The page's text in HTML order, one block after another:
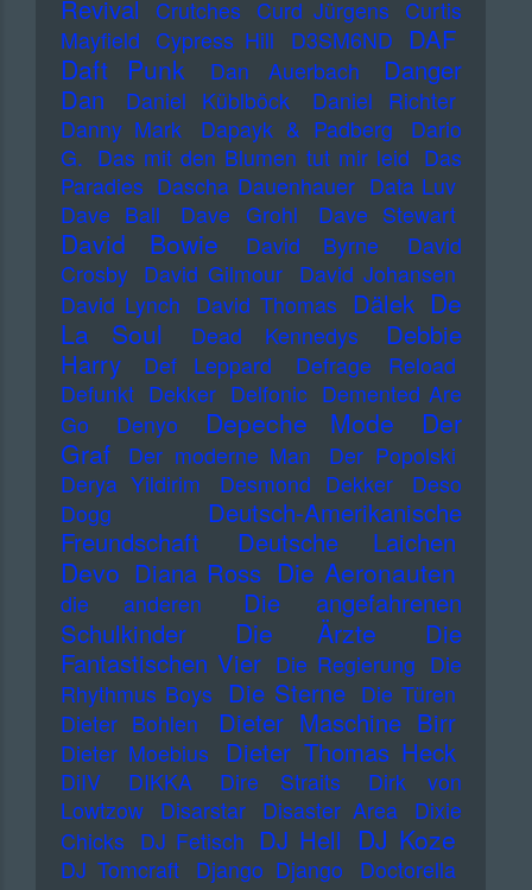
Revival
Crutches Curd Jürgens Curtis
Mayfield Cypress Hill D3SM6ND DAF
Daft Punk Dan Auerbach
Danger
Dan
Daniel Küblböck
Daniel Richter
Danny Mark
Dapayk & Padberg
Dario
G. Das mit den Blumen tut mir leid Das
Paradies Dascha Dauenhauer Data Luv
Dave Ball
Dave Grohl Dave Stewart
David Bowie David Byrne
David
Crosby David Gilmour David Johansen
David Lynch David Thomas Dälek De
La Soul
Dead Kennedys
Debbie
Harry
Def Leppard
Defrage Reload
Defunkt Dekker Delfonic Demented Are
Go
Denyo Depeche Mode
Der
Graf
Der moderne Man
Der Popolski
Derya Yildirim
Desmond Dekker
Deso
Dogg
Deutsch-Amerikanische
Freundschaft
Deutsche Laichen
Devo Diana Ross Die Aeronauten
die anderen
Die angefahrenen
Schulkinder
Die Ärzte
Die
Fantastischen Vier Die Regierung Die
Rhythmus Boys Die Sterne Die Türen
Dieter Bohlen
Dieter Maschine Birr
Dieter Moebius Dieter Thomas Heck
DiIV DIKKA Dire Straits
Dirk von
Lowtzow
Disarstar Disaster Area
Dixie
Chicks DJ Fetisch DJ Hell DJ Koze
DJ Tomcraft Django Django
Doctorella